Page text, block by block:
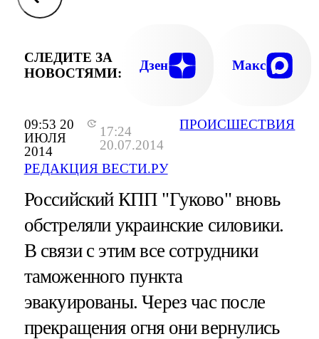
09:53 20
ИЮЛЯ
2014
17:24
20.07.2014
РЕДАКЦИЯ ВЕСТИ.РУ
ПРОИСШЕСТВИЯ
СЛЕДИТЕ ЗА
НОВОСТЯМИ:
Дзен Макс
Российский КПП "Гуково" вновь
обстреляли украинские силовики.
В связи с этим все сотрудники
таможенного пункта
эвакуированы. Через час после
прекращения огня они вернулись